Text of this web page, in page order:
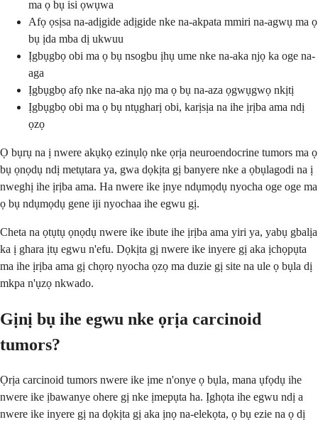
ma ọ bụ isi ọwụwa
Afọ ọsịsa na-adịgide adịgide nke na-akpata mmiri na-agwụ ma ọ
bụ ịda mba dị ukwuu
Ịgbụgbọ obi ma ọ bụ nsogbu ịhụ ume nke na-aka njọ ka oge na-
aga
Ịgbụgbọ afọ nke na-aka njọ ma ọ bụ na-aza ọgwụgwọ nkịtị
Ịgbụgbọ obi ma ọ bụ ntụgharị obi, karịsịa na ihe ịrịba ama ndị
ọzọ
Ọ bụrụ na ị nwere akụkọ ezinụlọ nke ọrịa neuroendocrine tumors ma ọ
bụ ọnọdụ ndị metụtara ya, gwa dọkịta gị banyere nke a ọbụlagodi na ị
nweghị ihe ịrịba ama. Ha nwere ike ịnye ndụmọdụ nyocha oge oge ma
ọ bụ ndụmọdụ gene iji nyochaa ihe egwu gị.
Cheta na ọtụtụ ọnọdụ nwere ike ibute ihe ịrịba ama yiri ya, yabụ gbalịa
ka ị ghara ịtụ egwu n'efu. Dọkịta gị nwere ike inyere gị aka ịchọpụta
ma ihe ịrịba ama gị chọrọ nyocha ọzọ ma duzie gị site na ule ọ bụla dị
mkpa n'ụzọ nkwado.
Gịnị bụ ihe egwu nke ọrịa carcinoid
tumors?
Ọrịa carcinoid tumors nwere ike ịme n'onye ọ bụla, mana ụfọdụ ihe
nwere ike ịbawanye ohere gị nke ịmepụta ha. Ịghọta ihe egwu ndị a
nwere ike inyere gị na dọkịta gị aka ịnọ na-elekọta, ọ bụ ezie na ọ dị